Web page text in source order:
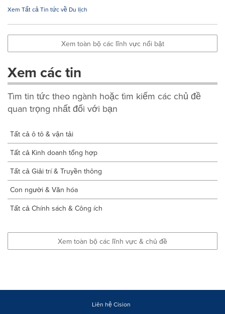
Xem Tất cả Tin tức về Du lịch
Xem toàn bộ các lĩnh vực nổi bật
Xem các tin
Tìm tin tức theo ngành hoặc tìm kiếm các chủ đề
quan trọng nhất đối với bạn
Tất cả ô tô & vận tải
Tất cả Kinh doanh tổng hợp
Tất cả Giải trí & Truyền thông
Con người & Văn hóa
Tất cả Chính sách & Công ích
Xem toàn bộ các lĩnh vực & chủ đề
Liên hệ Cision